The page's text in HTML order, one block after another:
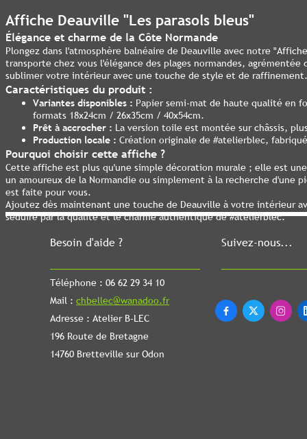
Besoin d'aide ?
Téléphone : 06 62 29 34 10
Mail : chbellec@wanadoo.fr
Adresse : Atelier B-LEC
196 Route de Bretagne
14760 Bretteville sur Odon
Suivez-nous...
  
Affiche Deauville "Les parasols bleus"
Élégance et charme de la Côte Normande
Plongez dans l'atmosphère balnéaire de Deauville avec notre
transporte chez vous l'élégance des plages normandes,
sublimer votre intérieur avec une touche de style et de raffinement.
Caractéristiques du produit :
Variantes disponibles : Papier semi-mat de haute qualité en
formats 18x24cm / 26x35cm / 40x54cm.
Prêt à accrocher : La version toile est montée sur châssis,
Production locale : Création originale de #atelierblec,
Pourquoi choisir cette affiche ?
Cette affiche est plus qu'une simple décoration murale ; elle est
un amoureux de la Normandie ou simplement à la recherche
est faite pour vous.
Ajoutez dès maintenant une touche de Deauville à votre intérieur
séduire par la qualité et le charme authentique de #atelierblec.